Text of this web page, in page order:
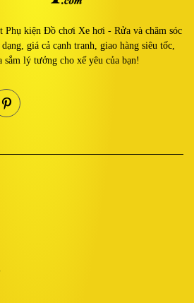
Phụ kiện Đồ chơi Xe hơi - Rửa và chăm sóc
giá cả cạnh tranh, giao hàng siêu tốc,
lý tưởng cho xế yêu của bạn!